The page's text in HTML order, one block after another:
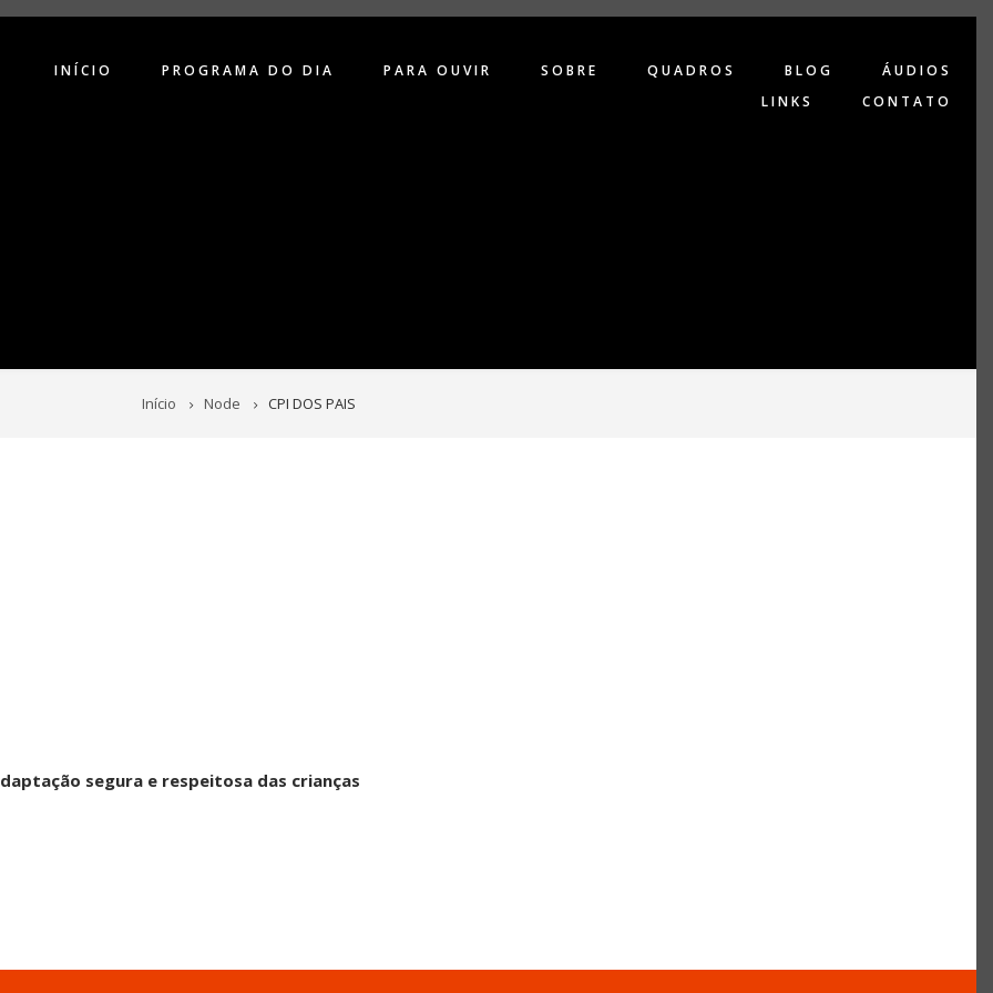
INÍCIO PROGRAMA DO DIA PARA OUVIR SOBRE QUADROS BLOG
ÁUDIOS
LINKS
CONTATO
Início Node CPI DOS PAIS
segura e respeitosa das crianças